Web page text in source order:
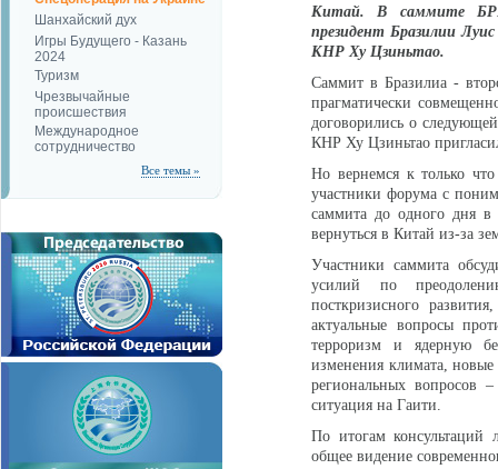
Шанхайский дух
Игры Будущего - Казань
2024
Туризм
Чрезвычайные
происшествия
Международное
сотрудничество
Все темы »
Китай. В саммите
президент Бразилии
КНР Ху Цзиньтао.
Саммит в Бразилиа -
прагматически
договорились о
КНР Ху Цзиньтао
Но вернемся к только
участники форума с
саммита до одного дня
вернуться в Китай из-за
Участники саммита
усилий по
посткризисного
актуальные вопросы
терроризм и ядерную
изменения климата,
региональных вопросов
ситуация на Гаити.
По итогам консультаций
общее видение